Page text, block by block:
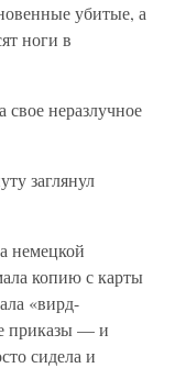
убитые, а
ноги в
неразлучное
заглянул
немецкой
копию с карты
«вирд-
приказы — и
сидела и